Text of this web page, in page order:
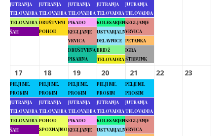
JUTRANJA
TELOVADBA
TELOVADBA
ŠAH
JUTRANJA
TELOVADBA
DRUŠTVENI
POHOD
JUTRANJA
TELOVADBA
PIKADO
KEGLJANJE
VRVICA
DRUŠTVENA
PISARNA
JUTRANJA
TELOVADBA
KOLESARJENJE
USTVARJALNE
DELAVNICE
BRIDŽ
TELOVADBA
JUTRANJA
TELOVADBA
KEGLJANJE
VRVICA
PETANKA
IGRA
ŠTRBUNK
17
PELJI ME,
PROSIM
JUTRANJA
TELOVADBA
TELOVADBA
ŠAH
18
PELJI ME,
PROSIM
JUTRANJA
TELOVADBA
POHOD
SPOZNAJMO
19
PELJI ME,
PROSIM
JUTRANJA
TELOVADBA
PIKADO
KEGLJANJE
20
PELJI ME,
PROSIM
JUTRANJA
TELOVADBA
KOLESARJENJE
USTVARJALNE
21
PELJI ME,
PROSIM
JUTRANJA
TELOVADBA
KEGLJANJE
VRVICA
22 23